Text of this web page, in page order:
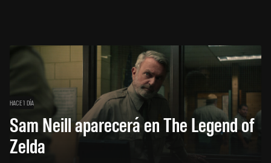
HACE 1 DÍA
Sam Neill aparecerá en The Legend of
Zelda